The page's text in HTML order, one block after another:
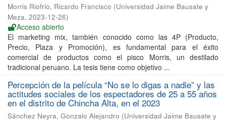
Morris Riofrio, Ricardo Francisco (Universidad Jaime Bausate y
Meza, 2023-12-26)
Acceso abierto
El marketing mix, también conocido como las 4P (Producto,
Precio, Plaza y Promoción), es fundamental para el éxito
comercial de productos como el pisco Morris, un destilado
tradicional peruano. La tesis tiene como objetivo ...
Percepción de la película “No se lo digas a nadie” y las
actitudes sociales de los espectadores de 25 a 55 años
en el distrito de Chincha Alta, en el 2023
Sánchez Neyra, Gonzalo Alejandro (Universidad Jaime Bausate y